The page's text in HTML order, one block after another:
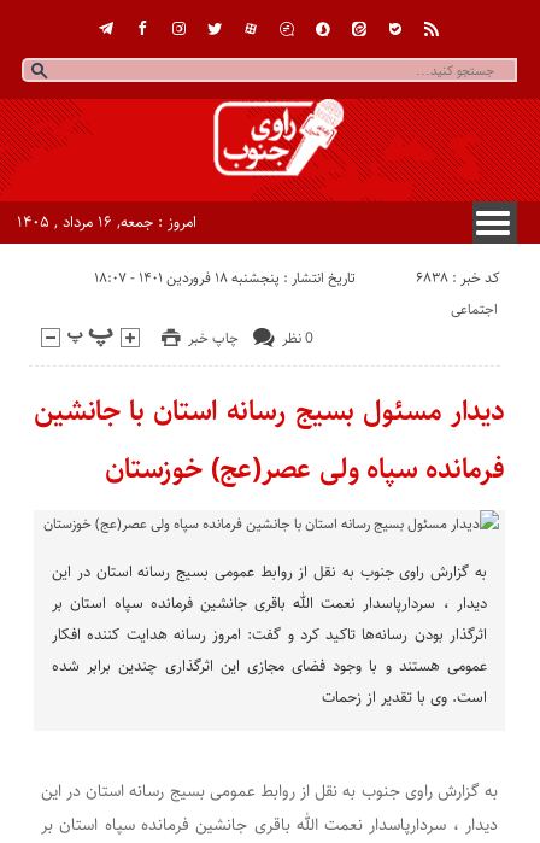
امروز : جمعه, ۱۶ مرداد , ۱۴۰۵
کد خبر : 6838 تاریخ انتشار : پنجشنبه ۱۸ فروردین ۱۴۰۱ - ۱۸:۰۷
چاپ خبر 0 نظر
اجتماعی
دیدار مسئول بسیج رسانه استان با جانشین
فرمانده سپاه ولی عصر(عج) خوزستان
به گزارش راوی جنوب به نقل از روابط عمومی بسیج رسانه استان در این
دیدار ، سردارپاسدار نعمت الله باقری جانشین فرمانده سپاه استان بر
اثرگذار بودن رسانه‌ها تاکید کرد و گفت: امروز رسانه هدایت کننده افکار
عمومی هستند و با وجود فضای مجازی این اثرگذاری چندین برابر شده
است. وی با تقدیر از زحمات
به گزارش راوی جنوب به نقل از روابط عمومی بسیج رسانه استان در این
دیدار ، سردارپاسدار نعمت الله باقری جانشین فرمانده سپاه استان بر